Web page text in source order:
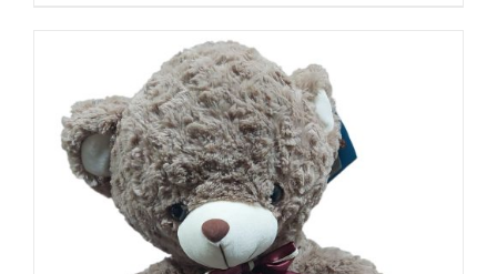
AÑADIR AL CARRITO / DETALLES